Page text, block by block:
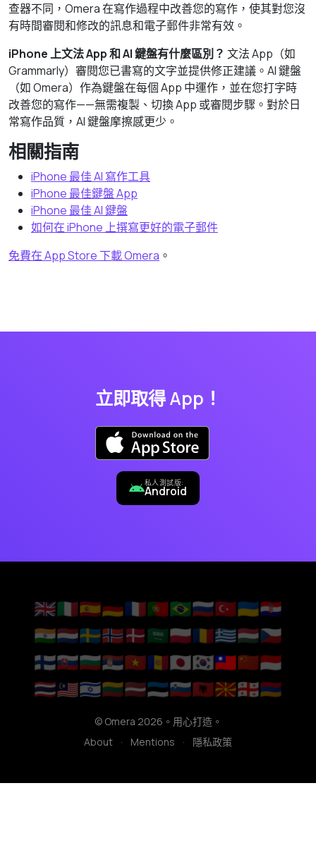
查器不同，Omera 在寫作過程中改善您的寫作，使其對您沒
有時間審閱和修改的訊息和電子郵件非常有效。
iPhone 上文法 App 和 AI 鍵盤有什麼區別？ 文法 App（如
Grammarly）審閱您已書寫的文字並提供修正建議。AI 鍵盤
（如 Omera）作為鍵盤在每個 App 中運作，並在您打字時
改善您的寫作——無需複製、切換 App 或審閱步驟。對於日
常寫作品質，AI 鍵盤摩擦感更少。
相關指南
iPhone 最佳 AI 寫作工具
iPhone 最佳鍵盤 App
iPhone 最佳 AI 鍵盤
如何在 iPhone 上撰寫更好的電子郵件
免費在 App Store 下載 Omera 。
立即取得 App！
私人測試版:
Android
🇬🇧🇮🇹🇪🇸🇩🇪🇫🇷🇵🇹🇧🇷🇷🇺🇹🇷🇺🇦🇭🇷
🇮🇳🇳🇱🇸🇪🇳🇴🇩🇰🇸🇦🇵🇱🇷🇴🇬🇷🇭🇺🇨🇿
🇫🇮🇸🇰🇧🇬🇷🇸🇻🇳🇦🇩🇯🇵🇰🇷🇹🇼🇨🇳🇮🇩
🇹🇭🇲🇾🇮🇱🇱🇹🇱🇻🇪🇪🇸🇮🇦🇱🇲🇰🇬🇪🇦🇲
© Omera 2026。用心打造。
About
· Mentions · 隱私政策